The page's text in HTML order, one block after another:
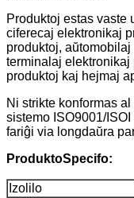
Produktoj estas vaste
ciferecaj elektronikaj
produktoj,
terminalaj
produktoj kaj hejmaj
Ni strikte konformas
sistemo ISO9001/
fariĝi via longdaŭra
ProduktoSpecifo:
Izolilo